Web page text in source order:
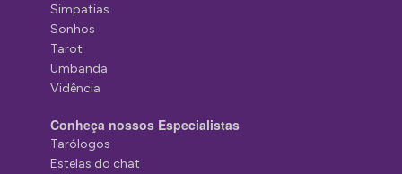
Simpatias
Sonhos
Tarot
Umbanda
Vidência
Conheça nossos Especialistas
Tarólogos
Estelas do chat